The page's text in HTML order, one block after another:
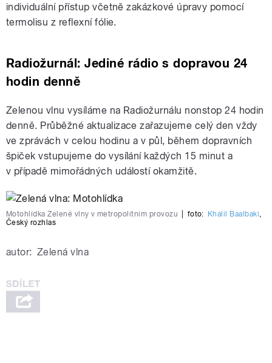
individuální přístup včetně zakázkové úpravy pomocí
termolisu z reflexní fólie.
Radiožurnál: Jediné rádio s dopravou 24
hodin denně
Zelenou vlnu vysíláme na Radiožurnálu nonstop 24 hodin
denně. Průběžné aktualizace zařazujeme celý den vždy
ve zprávách v celou hodinu a v půl, během dopravních
špiček vstupujeme do vysílání každých 15 minut a
v případě mimořádných událostí okamžitě.
Motohlídka Zelené vlny v metropolitním provozu foto: Khalil Baalbaki,
Český rozhlas
autor: Zelená vlna